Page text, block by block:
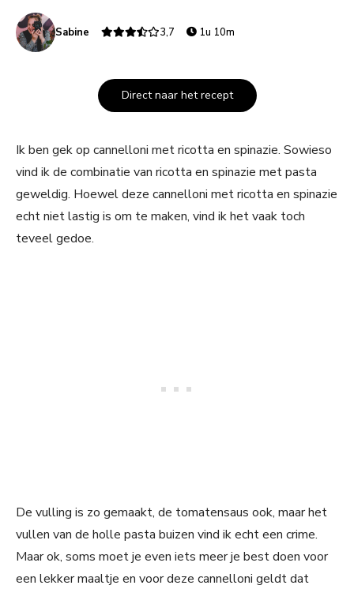
Sabine 3,7 1u 10m
Direct naar het recept
Ik ben gek op cannelloni met ricotta en spinazie. Sowieso
vind ik de combinatie van ricotta en spinazie met pasta
geweldig. Hoewel deze cannelloni met ricotta en spinazie
echt niet lastig is om te maken, vind ik het vaak toch
teveel gedoe.
De vulling is zo gemaakt, de tomatensaus ook, maar het
vullen van de holle pasta buizen vind ik echt een crime.
Maar ok, soms moet je even iets meer je best doen voor
een lekker maaltje en voor deze cannelloni geldt dat